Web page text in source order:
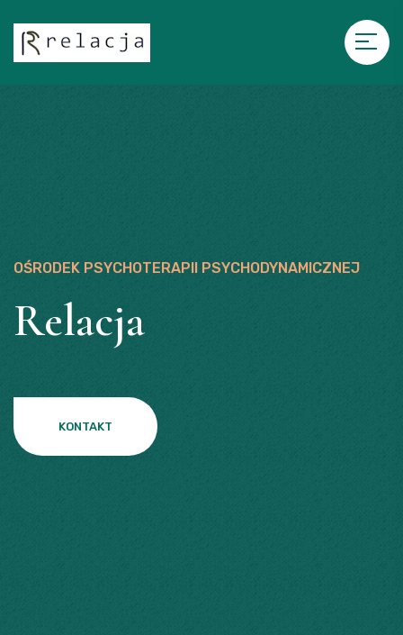
OŚRODEK PSYCHOTERAPII PSYCHODYNAMICZNEJ
Relacja
KONTAKT
OŚRODEK PSYCHOTERAPII PSYCHODYNAMICZNEJ
Relacja
KONTAKT